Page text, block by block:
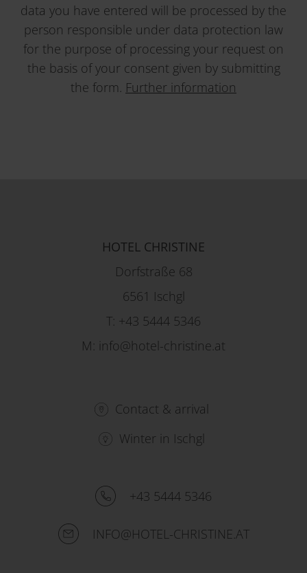
data you have entered will be processed by the
person responsible under data protection law
for the purpose of processing your request on
the basis of your consent given by submitting
the form. Further information
HOTEL CHRISTINE
Dorfstraße 68
6561 Ischgl
T: +43 5444 5346
M: info@hotel-christine.at
Contact & arrival
Winter in Ischgl
+43 5444 5346
INFO@HOTEL-CHRISTINE.AT